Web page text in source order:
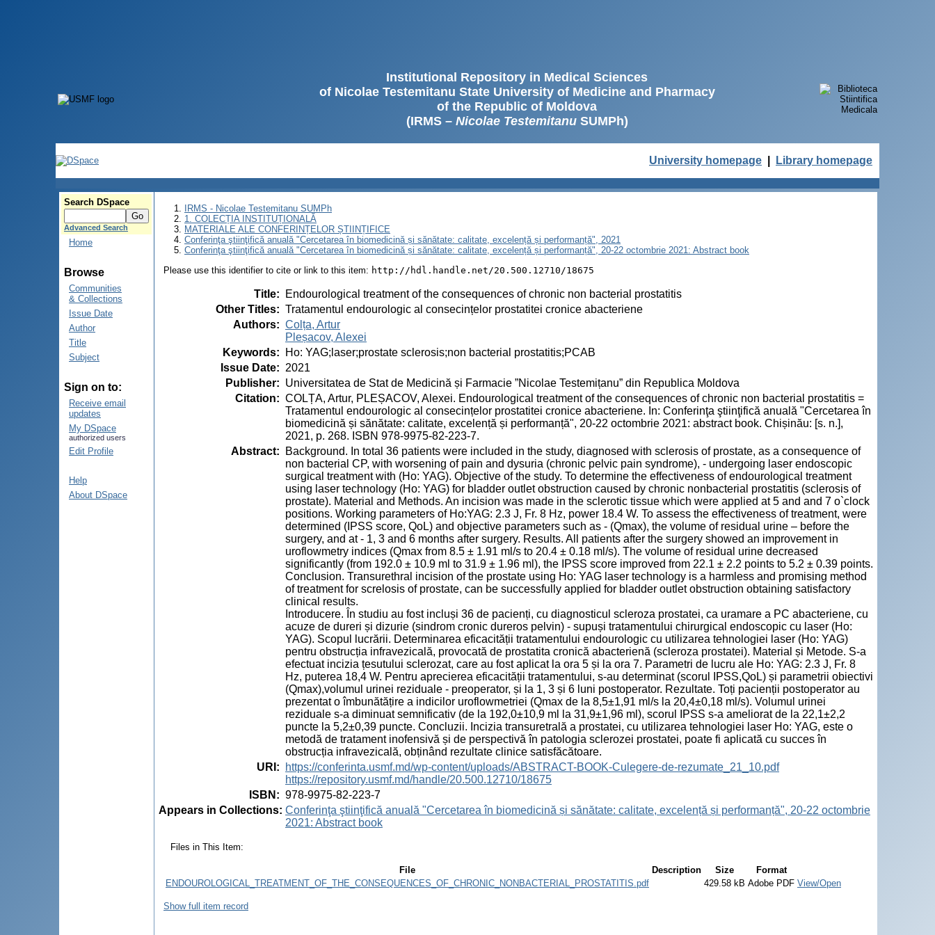
Institutional Repository in Medical Sciences
of Nicolae Testemitanu State University of Medicine and Pharmacy
of the Republic of Moldova
(IRMS – Nicolae TestemitanuSUMPh)
University homepage Library homepage
Search DSpace
Advanced Search
Home
Browse
Communities
& Collections
Issue Date
Author
Title
Subject
Sign on to:
Receive email
updates
My DSpace
authorized users
Edit Profile
Help
About DSpace
IRMS - Nicolae Testemitanu SUMPh
1. COLECȚIA INSTITUȚIONALĂ
MATERIALE ALE CONFERINȚELOR ȘTIINȚIFICE
Conferinţa ştiinţifică anuală "Cercetarea în biomedicină și sănătate: calitate, excelență și performanță", 2021
Conferinţa ştiinţifică anuală "Cercetarea în biomedicină și sănătate: calitate, excelență și performanță", 20-22 octombrie 2021: Abstract book
Please use this identifier to cite or link to this item: http://hdl.handle.net/20.500.12710/18675
Title:
Endourological treatment of the consequences of chronic non bacterial prostatitis
Other Titles: Tratamentul endourologic al consecințelor prostatitei cronice abacteriene
Authors: Colța, Artur
Pleșacov, Alexei
Keywords:
Ho: YAG;laser;prostate sclerosis;non bacterial prostatitis;PCAB
Issue Date: 2021
Publisher: Universitatea de Stat de Medicină și Farmacie ”Nicolae Testemițanu” din Republica Moldova
Citation: COLȚA, Artur, PLEȘACOV, Alexei. Endourological treatment of the consequences of chronic non bacterial prostatitis =
Tratamentul endourologic al consecințelor prostatitei cronice abacteriene. In: Conferinţa ştiinţifică anuală "Cercetarea în
biomedicină și sănătate: calitate, excelență și performanță", 20-22 octombrie 2021: abstract book. Chișinău: [s. n.],
2021, p. 268. ISBN 978-9975-82-223-7.
Abstract:
Background. In total 36 patients were included in the study, diagnosed with sclerosis of prostate, as a consequence of
non bacterial CP, with worsening of pain and dysuria (chronic pelvic pain syndrome), - undergoing laser endoscopic
surgical treatment with (Ho: YAG). Objective of the study. To determine the effectiveness of endourological treatment
using laser technology (Ho: YAG) for bladder outlet obstruction caused by chronic nonbacterial prostatitis (sclerosis of
prostate). Material and Methods. An incision was made in the sclerotic tissue which were applied at 5 and and 7 o`clock
positions. Working parameters of Ho:YAG: 2.3 J, Fr. 8 Hz, power 18.4 W. To assess the effectiveness of treatment, were
determined (IPSS score, QoL) and objective parameters such as - (Qmax), the volume of residual urine – before the
surgery, and at - 1, 3 and 6 months after surgery. Results. All patients after the surgery showed an improvement in
uroflowmetry indices (Qmax from 8.5 ± 1.91 ml/s to 20.4 ± 0.18 ml/s). The volume of residual urine decreased
significantly (from 192.0 ± 10.9 ml to 31.9 ± 1.96 ml), the IPSS score improved from 22.1 ± 2.2 points to 5.2 ± 0.39 points.
Conclusion. Transurethral incision of the prostate using Ho: YAG laser technology is a harmless and promising method
of treatment for screlosis of prostate, can be successfully applied for bladder outlet obstruction obtaining satisfactory
clinical results.
Introducere. În studiu au fost incluși 36 de pacienți, cu diagnosticul scleroza prostatei, ca uramare a PC abacteriene, cu
acuze de dureri și dizurie (sindrom cronic dureros pelvin) - supuși tratamentului chirurgical endoscopic cu laser (Ho:
YAG). Scopul lucrării. Determinarea eficacității tratamentului endourologic cu utilizarea tehnologiei laser (Ho: YAG)
pentru obstrucția infravezicală, provocată de prostatita cronică abacterienă (scleroza prostatei). Material și Metode. S-a
efectuat incizia țesutului sclerozat, care au fost aplicat la ora 5 și la ora 7. Parametri de lucru ale Ho: YAG: 2.3 J, Fr. 8
Hz, puterea 18,4 W. Pentru aprecierea eficacității tratamentului, s-au determinat (scorul IPSS,QoL) și parametrii obiectivi
(Qmax),volumul urinei reziduale - preoperator, și la 1, 3 și 6 luni postoperator. Rezultate. Toți pacienții postoperator au
prezentat o îmbunătățire a indicilor uroflowmetriei (Qmax de la 8,5±1,91 ml/s la 20,4±0,18 ml/s). Volumul urinei
reziduale s-a diminuat semnificativ (de la 192,0±10,9 ml la 31,9±1,96 ml), scorul IPSS s-a ameliorat de la 22,1±2,2
puncte la 5,2±0,39 puncte. Concluzii. Incizia transuretrală a prostatei, cu utilizarea tehnologiei laser Ho: YAG, este o
metodă de tratament inofensivă și de perspectivă în patologia sclerozei prostatei, poate fi aplicată cu succes în
obstrucția infravezicală, obținând rezultate clinice satisfăcătoare.
URI :
https://conferinta.usmf.md/wp-content/uploads/ABSTRACT-BOOK-Culegere-de-rezumate_21_10.pdf
https://repository.usmf.md/handle/20.500.12710/18675
ISBN : 978-9975-82-223-7
Appears in Collections: Conferinţa ştiinţifică anuală "Cercetarea în biomedicină și sănătate: calitate, excelență și performanță", 20-22 octombrie
2021: Abstract book
Files in This Item:
File Description Size
Format
ENDOUROLOGICAL_TREATMENT_OF_THE_CONSEQUENCES_OF_CHRONIC_NONBACTERIAL_PROSTATITIS.pdf
429.58 kB Adobe PDF View/Open
Show full item record